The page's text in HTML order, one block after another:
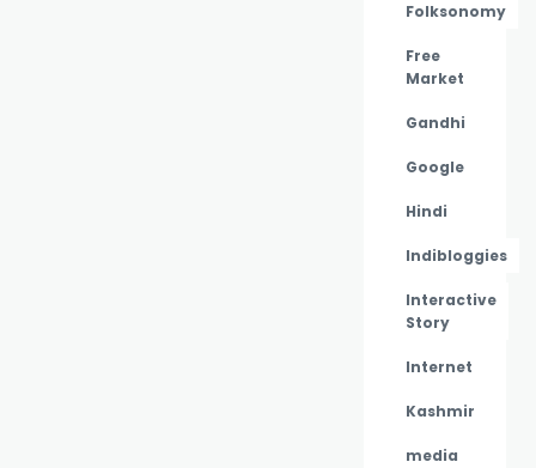
Folksonomy
Free
Market
Gandhi
Google
Hindi
Indibloggies
Interactive
Story
Internet
Kashmir
media